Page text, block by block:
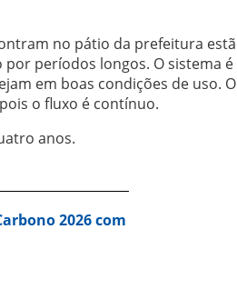
no pátio da prefeitura
períodos longos. O sistema
em boas condições de uso.
o fluxo é contínuo.
anos.
2026 com